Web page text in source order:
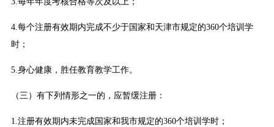
4.每个注册有效期内完成不少于国家和天津市规定的360个培训学
时；
5.身心健康，胜任教育教学工作。
（三）有下列情形之一的，应暂缓注册：
1.注册有效期内未完成国家和我市规定的360个培训学时；